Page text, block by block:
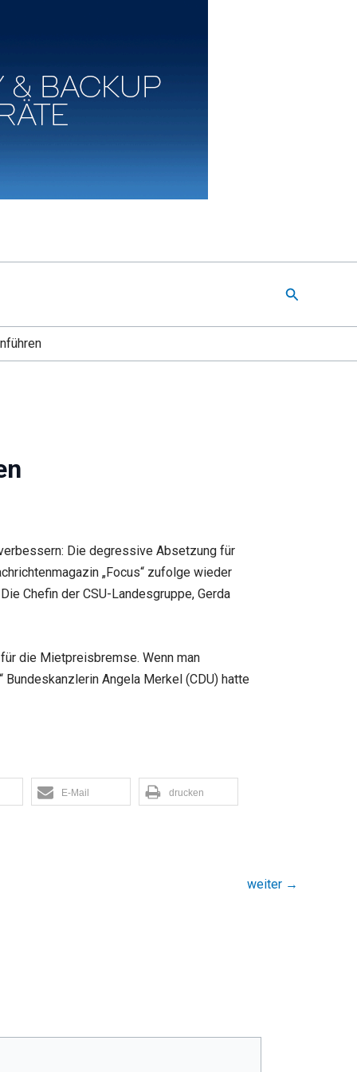
Suchen
Die degressive Absetzung für
„Focus“ zufolge wieder
Chefin der CSU-Landesgruppe, Gerda
die Mietpreisbremse. Wenn man
Angela Merkel (CDU) hatte
E-Mail drucken
weiter →